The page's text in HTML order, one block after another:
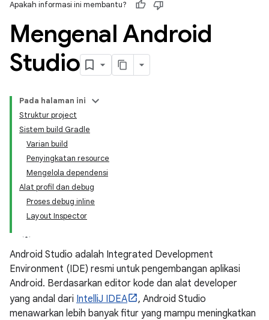
Apakah informasi ini membantu?
Mengenal Android
Studio
Pada halaman ini
Struktur project
Sistem build Gradle
Varian build
Penyingkatan resource
Mengelola dependensi
Alat profil dan debug
Proses debug inline
Layout Inspector
Android Studio adalah Integrated Development
Environment (IDE) resmi untuk pengembangan aplikasi
Android. Berdasarkan editor kode dan alat developer
yang andal dari IntelliJ IDEA
, Android Studio
menawarkan lebih banyak fitur yang mampu meningkatkan